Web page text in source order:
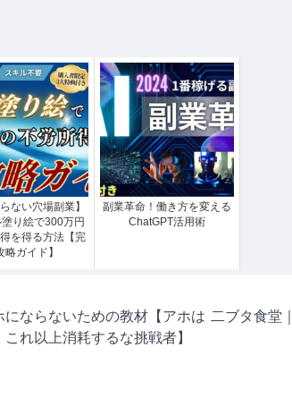
ない穴場副業】
り絵で300万円
を得る方法【完
略ガイド】
副業革命！働き方を変える
ChatGPT活用術
ならないための教材【アホは
れ以上消耗するな挑戦者】
二ブタ食堂